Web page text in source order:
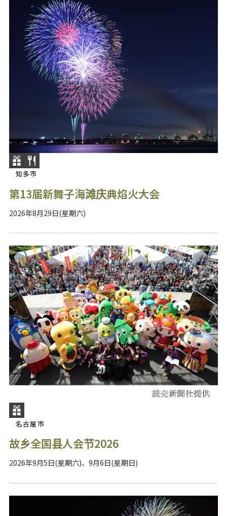
知多市
第13届新舞子海滩庆典焰火大会
2026年8月29日(星期六)
名古屋市
故乡全国县人会节2026
2026年9月5日(星期六)、9月6日(星期日)